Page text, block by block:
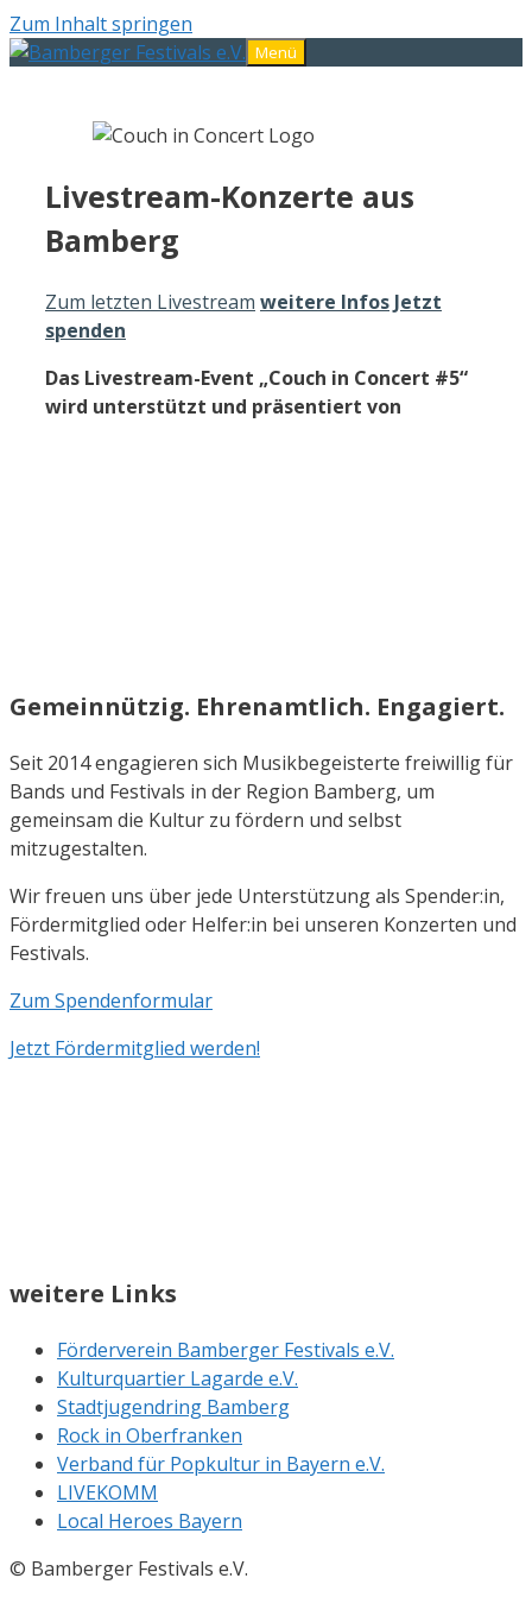
Zum Inhalt springen
Menü
Livestream-Konzerte aus
Bamberg
Zum letzten Livestream weitere Infos Jetzt
spenden
Das Livestream-Event „Couch in Concert #5“
wird unterstützt und präsentiert von
Gemeinnützig. Ehrenamtlich. Engagiert.
Seit 2014 engagieren sich Musikbegeisterte freiwillig für
Bands und Festivals in der Region Bamberg, um
gemeinsam die Kultur zu fördern und selbst
mitzugestalten.
Wir freuen uns über jede Unterstützung als Spender:in,
Fördermitglied oder Helfer:in bei unseren Konzerten und
Festivals.
Zum Spendenformular
Jetzt Fördermitglied werden!
weitere Links
Förderverein Bamberger Festivals e.V.
Kulturquartier Lagarde e.V.
Stadtjugendring Bamberg
Rock in Oberfranken
Verband für Popkultur in Bayern e.V.
LIVEKOMM
Local Heroes Bayern
© Bamberger Festivals e.V.